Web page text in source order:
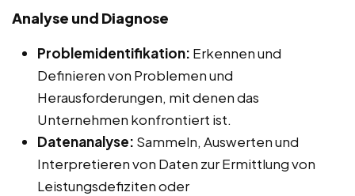
Analyse und Diagnose
Problemidentifikation: Erkennen und
Definieren von Problemen und
Herausforderungen, mit denen das
Unternehmen konfrontiert ist.
Datenanalyse: Sammeln, Auswerten und
Interpretieren von Daten zur Ermittlung von
Leistungsdefiziten oder